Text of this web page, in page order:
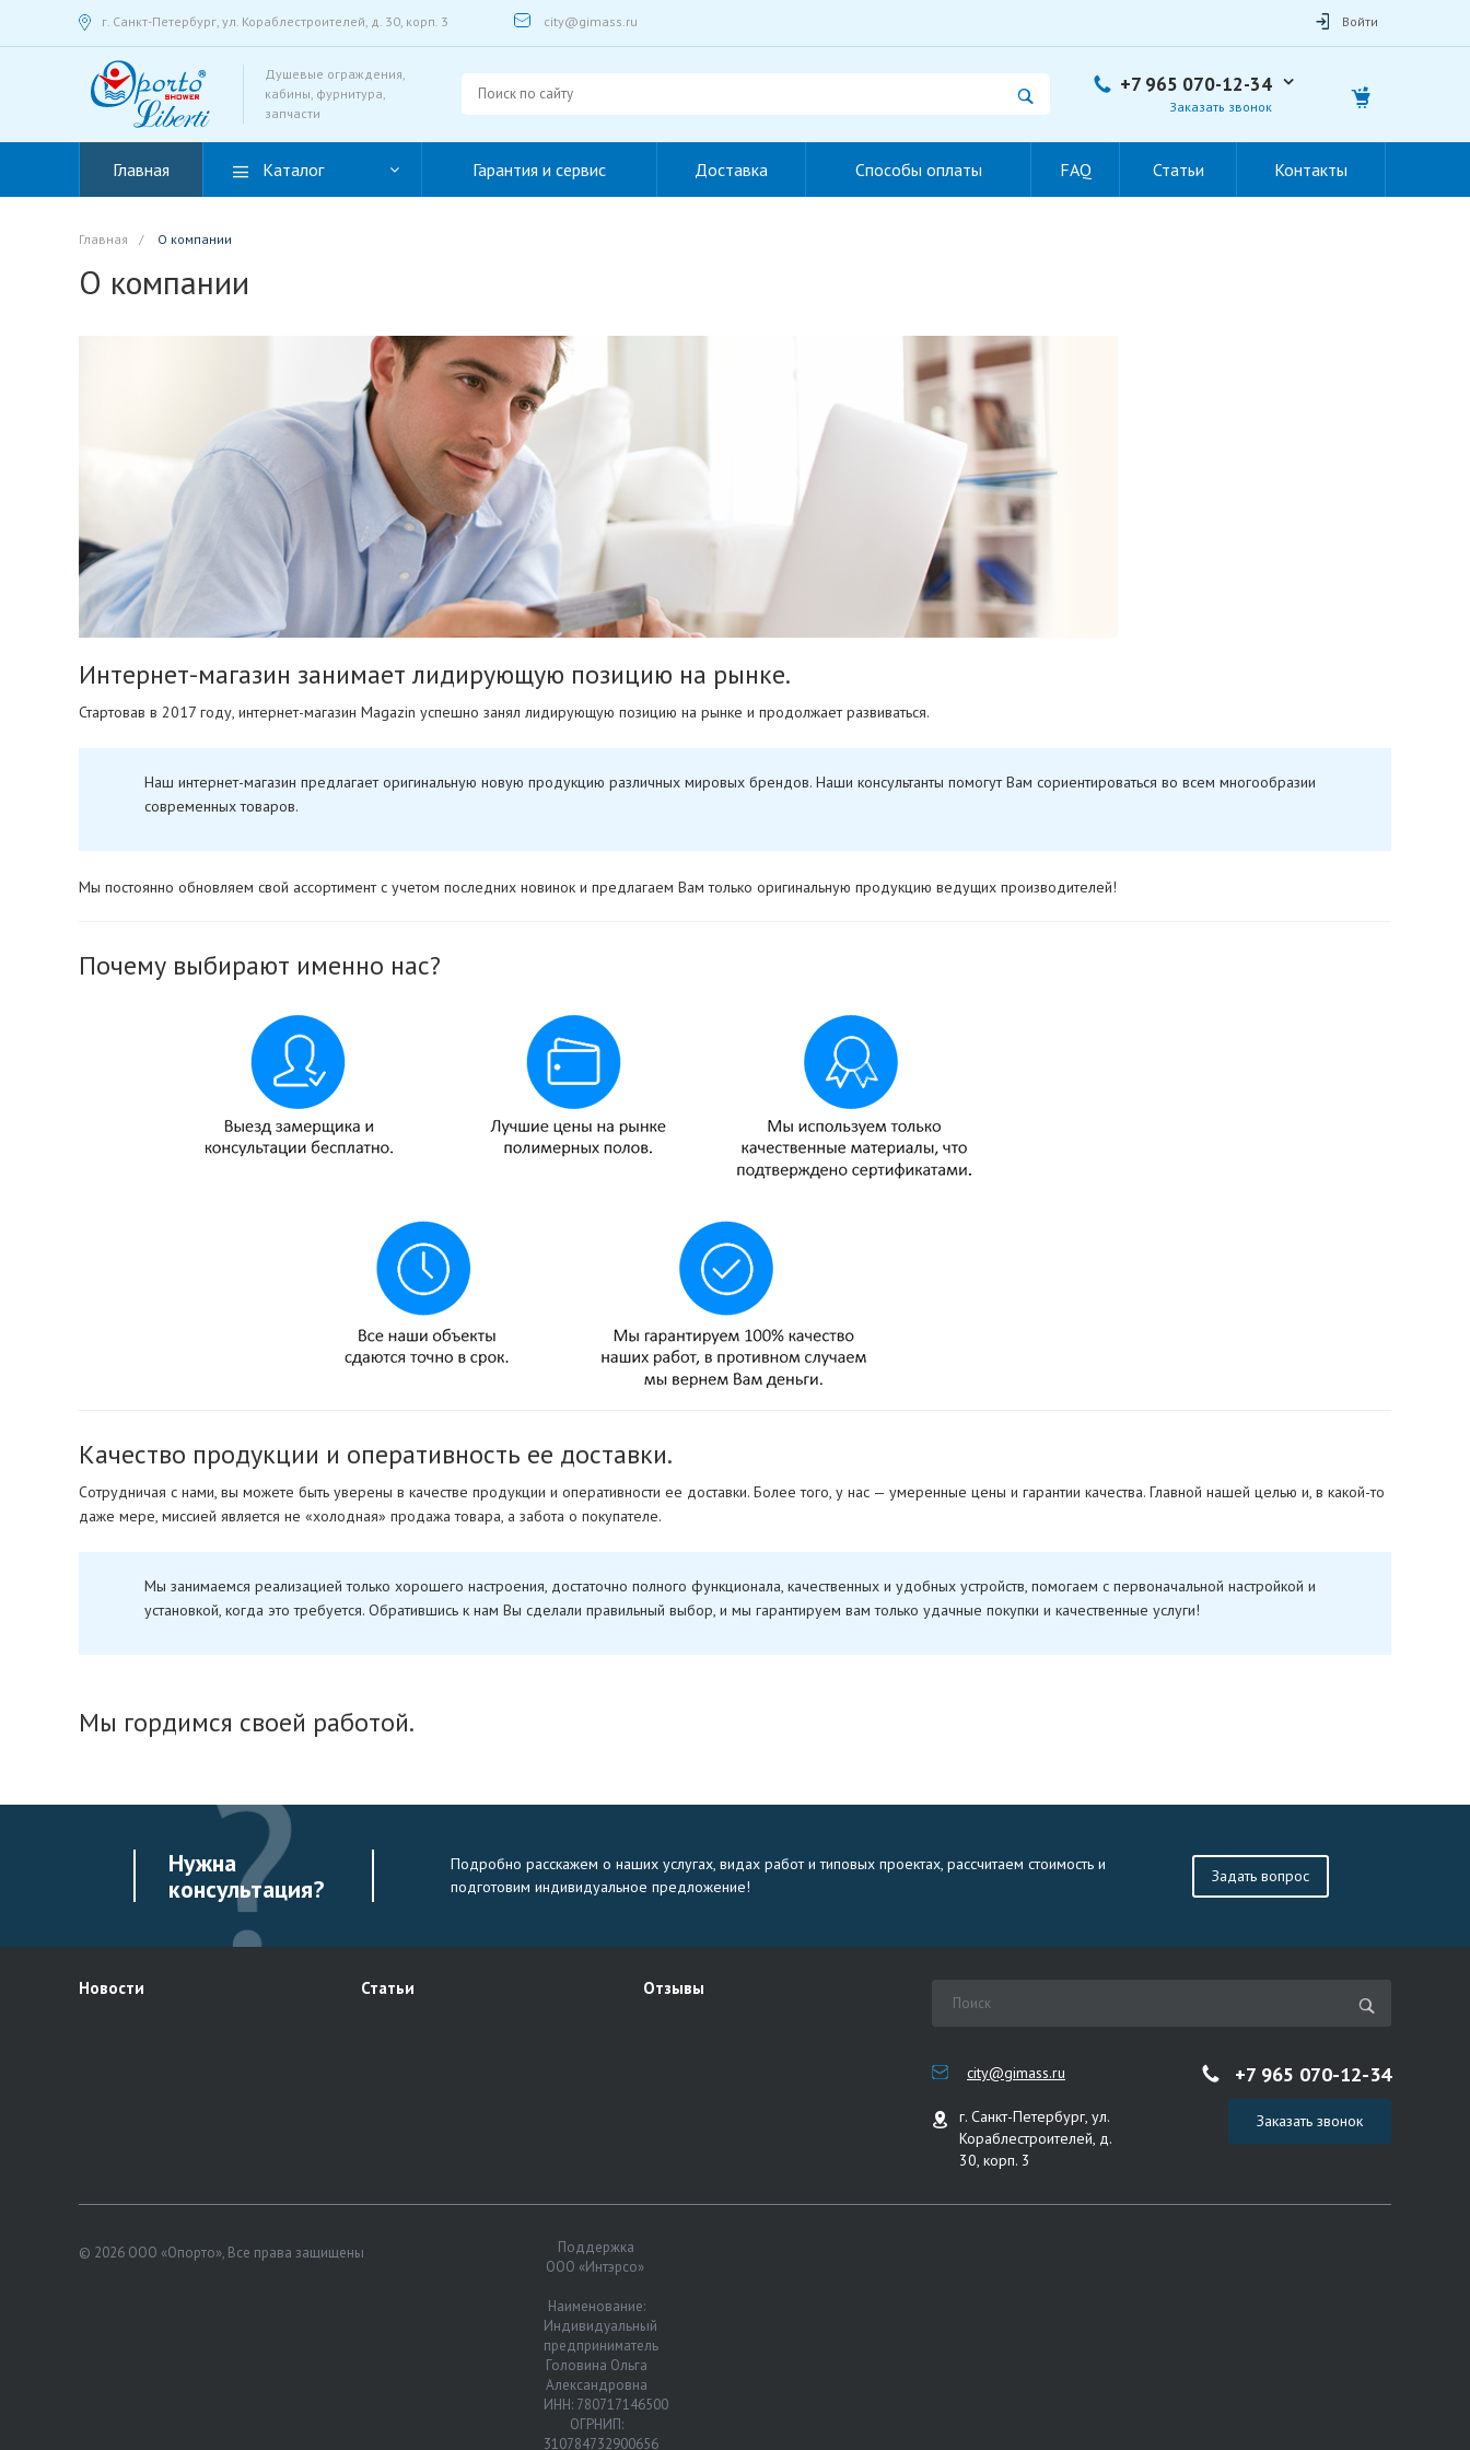
г. Санкт-Петербург, ул. Кораблестроителей, д. 30, корп. 3 city@gimass.ru Войти
Душевые ограждения,
кабины, фурнитура,
запчасти
+7 965 070-12-34
Заказать звонок
Главная Каталог Гарантия и сервис Доставка Способы оплаты FAQ Статьи Контакты
Главная / О компании
О компании
Интернет-магазин занимает лидирующую позицию на рынке.
Стартовав в 2017 году, интернет-магазин Magazin успешно занял лидирующую позицию на рынке и продолжает развиваться.
Наш интернет-магазин предлагает оригинальную новую продукцию различных мировых брендов. Наши консультанты помогут Вам сориентироваться во всем многообразии
современных товаров.
Мы постоянно обновляем свой ассортимент с учетом последних новинок и предлагаем Вам только оригинальную продукцию ведущих производителей!
Почему выбирают именно нас?
Качество продукции и оперативность ее доставки.
Сотрудничая с нами, вы можете быть уверены в качестве продукции и оперативности ее доставки. Более того, у нас — умеренные цены и гарантии качества. Главной нашей целью и, в какой-то
даже мере, миссией является не «холодная» продажа товара, а забота о покупателе.
Мы занимаемся реализацией только хорошего настроения, достаточно полного функционала, качественных и удобных устройств, помогаем с первоначальной настройкой и
установкой, когда это требуется. Обратившись к нам Вы сделали правильный выбор, и мы гарантируем вам только удачные покупки и качественные услуги!
Мы гордимся своей работой.
Нужна
консультация?
Подробно расскажем о наших услугах, видах работ и типовых проектах, рассчитаем стоимость и
подготовим индивидуальное предложение!
Задать вопрос
Новости Статьи Отзывы
city@gimass.ru
г. Санкт-Петербург, ул.
Кораблестроителей, д.
30, корп. 3
+7 965 070-12-34
Заказать звонок
© 2026 ООО «Опорто», Все права защищены
Поддержка
ООО «Интэрсо»
Наименование:
Индивидуальный
предприниматель
Головина Ольга
Александровна
ИНН: 780717146500
ОГРНИП:
310784732900656